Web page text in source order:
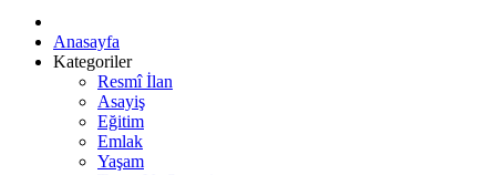
Anasayfa
Kategoriler
Resmî İlan
Asayiş
Eğitim
Emlak
Yaşam